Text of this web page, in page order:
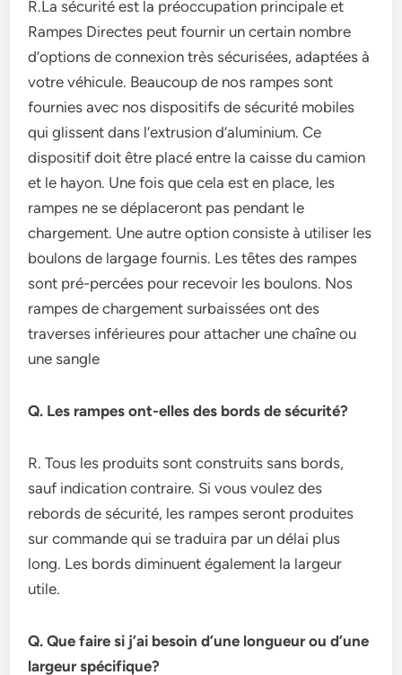
R.La sécurité est la préoccupation principale et
Rampes Directes peut fournir un certain nombre
d’options de connexion très sécurisées, adaptées à
votre véhicule. Beaucoup de nos rampes sont
fournies avec nos dispositifs de sécurité mobiles
qui glissent dans l’extrusion d’aluminium. Ce
dispositif doit être placé entre la caisse du camion
et le hayon. Une fois que cela est en place, les
rampes ne se déplaceront pas pendant le
chargement. Une autre option consiste à utiliser les
boulons de largage fournis. Les têtes des rampes
sont pré-percées pour recevoir les boulons. Nos
rampes de chargement surbaissées ont des
traverses inférieures pour attacher une chaîne ou
une sangle
Q. Les rampes ont-elles des bords de sécurité?
R. Tous les produits sont construits sans bords,
sauf indication contraire. Si vous voulez des
rebords de sécurité, les rampes seront produites
sur commande qui se traduira par un délai plus
long. Les bords diminuent également la largeur
utile.
Q. Que faire si j’ai besoin d’une longueur ou d’une
largeur spécifique?